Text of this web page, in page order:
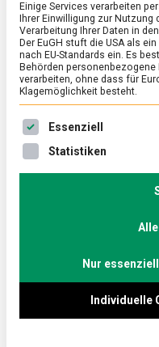
FEATURED/POLITIK
Lebensmittel für
World Food
10. September 2021
Mit dem Abzug der
Wiedererstarken der
Weltgemeinschaft
Vereinten Nationen
erfahren wie
Einige Services verarbeiten
Ihrer Einwilligung zur
Verarbeitung Ihrer Daten in
Der EuGH stuft die USA als
nach EU-Standards ein. Es
Behörden
verarbeiten, ohne dass für
Klagemöglichkeit besteht.
Es folgt eine Liste der
Essenziell
Statistiken
Nur
Individuelle